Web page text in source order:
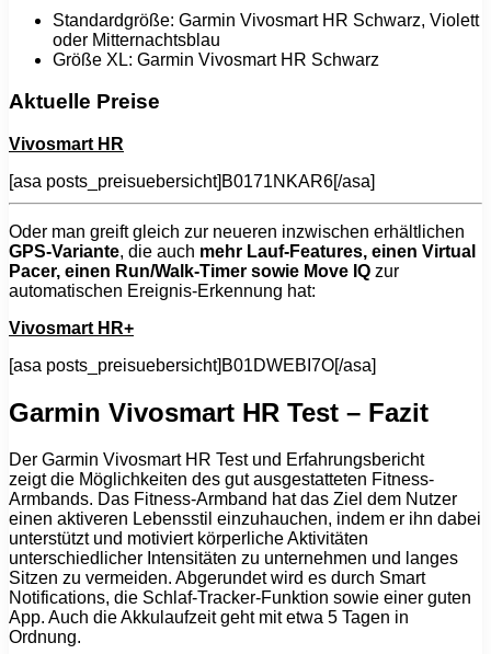
Standardgröße: Garmin Vivosmart HR Schwarz, Violett
oder Mitternachtsblau
Größe XL: Garmin Vivosmart HR Schwarz
Aktuelle Preise
Vivosmart HR
[asa posts_preisuebersicht]B0171NKAR6[/asa]
Oder man greift gleich zur neueren inzwischen erhältlichen
GPS-Variante, die auch mehr Lauf-Features, einen Virtual
Pacer, einen Run/Walk-Timer sowie Move IQ zur
automatischen Ereignis-Erkennung hat:
Vivosmart HR+
[asa posts_preisuebersicht]B01DWEBI7O[/asa]
Garmin Vivosmart HR Test – Fazit
Der Garmin Vivosmart HR Test und Erfahrungsbericht
zeigt die Möglichkeiten des gut ausgestatteten Fitness-
Armbands. Das Fitness-Armband hat das Ziel dem Nutzer
einen aktiveren Lebensstil einzuhauchen, indem er ihn dabei
unterstützt und motiviert körperliche Aktivitäten
unterschiedlicher Intensitäten zu unternehmen und langes
Sitzen zu vermeiden. Abgerundet wird es durch Smart
Notifications, die Schlaf-Tracker-Funktion sowie einer guten
App. Auch die Akkulaufzeit geht mit etwa 5 Tagen in
Ordnung.